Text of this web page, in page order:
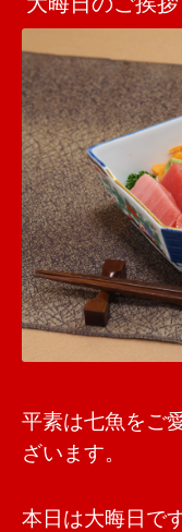
大晦日のご挨拶
平素は七魚をご
ざいます。
本日は大晦日です